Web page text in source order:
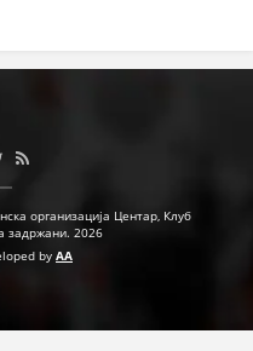
организација Центар, Клуб
задржани. 2026
by AA